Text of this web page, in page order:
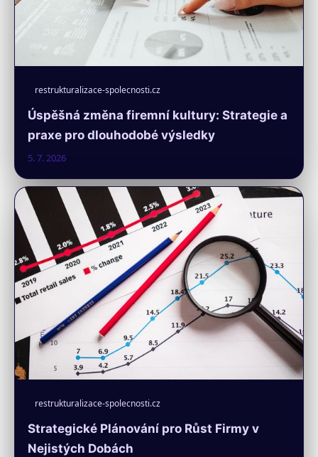
restrukturalizace-spolecnosti.cz
Úspěšná změna firemní kultury: Strategie a
praxe pro dlouhodobé výsledky
5. 7. 2026
restrukturalizace-spolecnosti.cz
Strategické Plánování pro Růst Firmy v
Nejistých Dobách